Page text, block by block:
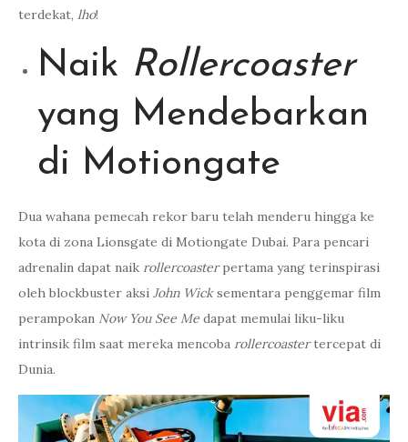
terdekat, lho!
Naik Rollercoaster
yang Mendebarkan
di Motiongate
Dua wahana pemecah rekor baru telah menderu hingga ke
kota di zona Lionsgate di Motiongate Dubai. Para pencari
adrenalin dapat naik rollercoasterpertama yang terinspirasi
oleh blockbuster aksi John Wicksementara penggemar film
perampokan Now You See Me dapat memulai liku-liku
intrinsik film saat mereka mencoba rollercoastertercepat di
Dunia.